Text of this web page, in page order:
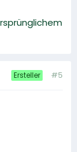
Ersteller #5